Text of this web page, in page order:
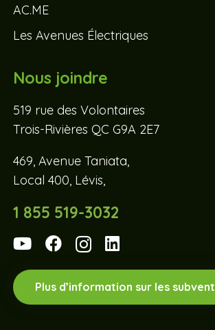
AC.ME
Les Avenues Électriques
Nous joindre
519 rue des Volontaires
Trois-Rivières QC G9A 2E7
469, Avenue Taniata,
Local 400, Lévis,
1 855 519-3032
Plus d’information sur les